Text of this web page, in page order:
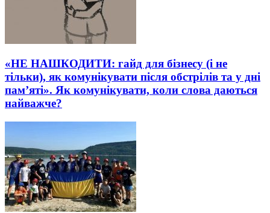
«НЕ НАШКОДИТИ: гайд для бізнесу (і не
тільки), як комунікувати після обстрілів та у дні
пам’яті». Як комунікувати, коли слова даються
найважче?